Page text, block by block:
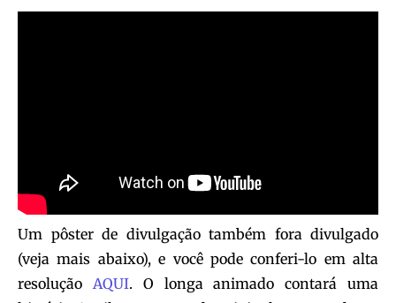
Um pôster de divulgação também fora divulgado
(veja mais abaixo), e você pode conferi-lo em alta
resolução AQUI. O longa animado contará uma